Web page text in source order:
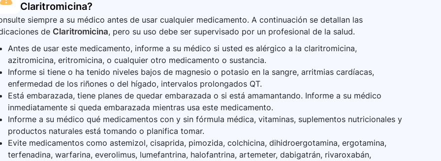
Claritromicina?
siempre a su médico antes de usar cualquier medicamento. A continuación se detallan las
de Claritromicina, pero su uso debe ser supervisado por un profesional de la salud.
Antes de usar este medicamento, informe a su médico si usted es alérgico a la claritromicina,
azitromicina, eritromicina, o cualquier otro medicamento o sustancia.
Informe si tiene o ha tenido niveles bajos de magnesio o potasio en la sangre, arritmias cardíacas,
enfermedad de los riñones o del hígado, intervalos prolongados QT.
Está embarazada, tiene planes de quedar embarazada o si está amamantando. Informe a su médico
inmediatamente si queda embarazada mientras usa este medicamento.
Informe a su médico qué medicamentos con y sin fórmula médica, vitaminas, suplementos nutricionales y
productos naturales está tomando o planifica tomar.
Evite medicamentos como astemizol, cisaprida, pimozida, colchicina, dihidroergotamina, ergotamina,
terfenadina, warfarina, everolimus, lumefantrina, halofantrina, artemeter, dabigatrán, rivaroxabán,